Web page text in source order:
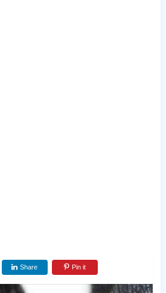
Share Pin it